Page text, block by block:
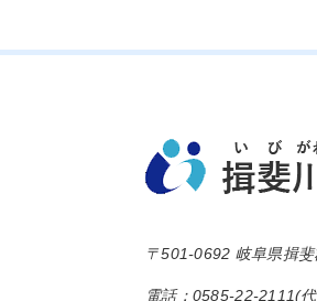
〒501-0692 岐阜県揖
電話：0585-22-2111(